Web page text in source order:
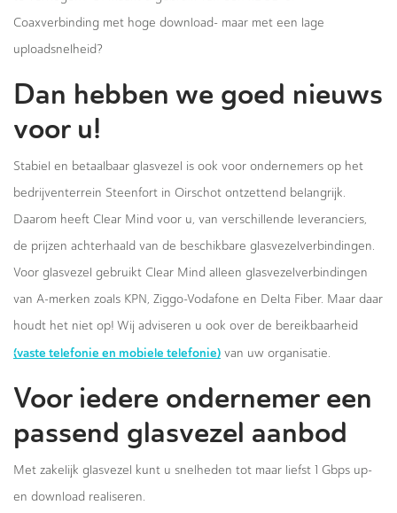
Coaxverbinding met hoge download- maar met een lage
uploadsnelheid?
Dan hebben we goed nieuws
voor u!
Stabiel en betaalbaar glasvezel is ook voor ondernemers op het
bedrijventerrein Steenfort in Oirschot ontzettend belangrijk.
Daarom heeft Clear Mind voor u, van verschillende leveranciers,
de prijzen achterhaald van de beschikbare glasvezelverbindingen.
Voor glasvezel gebruikt Clear Mind alleen glasvezelverbindingen
van A-merken zoals KPN, Ziggo-Vodafone en Delta Fiber. Maar daar
houdt het niet op! Wij adviseren u ook over de bereikbaarheid
(vaste telefonie en mobiele telefonie) van uw organisatie.
Voor iedere ondernemer een
passend glasvezel aanbod
Met zakelijk glasvezel kunt u snelheden tot maar liefst 1 Gbps up-
en download realiseren.